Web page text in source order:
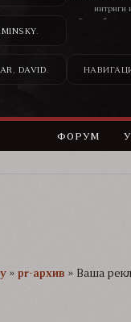
.
DAVID
интриги
Здесь
ФОРУМ
» pr-архив » Ваша